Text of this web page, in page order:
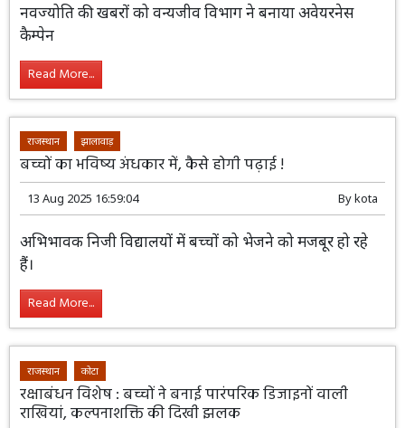
नवज्योति की खबरों को वन्यजीव विभाग ने बनाया अवेयरनेस
कैम्पेन
Read More...
राजस्थान झालावाड़
बच्चों का भविष्य अंधकार में, कैसे होगी पढ़ाई !
13 Aug 2025 16:59:04 Bykota
अभिभावक निजी विद्यालयों में बच्चों को भेजने को मजबूर हो रहे
हैं।
Read More...
राजस्थान कोटा
रक्षाबंधन विशेष : बच्चों ने बनाई पारंपरिक डिजाइनों वाली
राखियां, कल्पनाशक्ति की दिखी झलक